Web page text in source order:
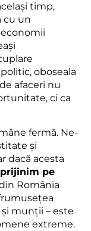
timp,
cu un
oboseala
afaceri nu
ci ca
fermă. Ne-
și
dacă acesta
pe
România
munții – este
extreme.